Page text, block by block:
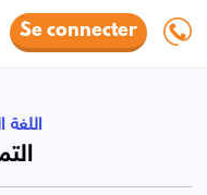
Se connecter
اللغة